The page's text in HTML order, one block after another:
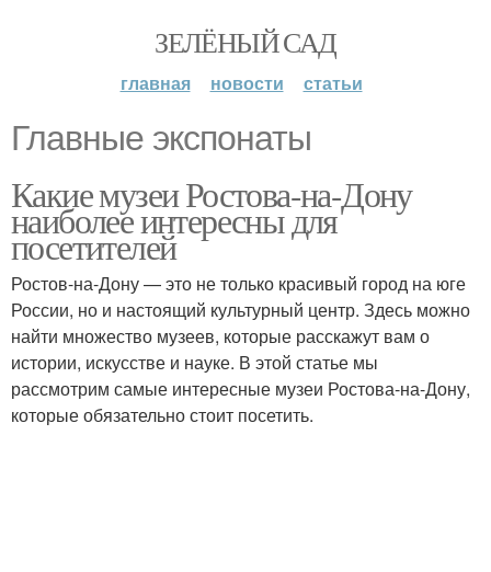
ЗЕЛЁНЫЙ САД
главная новости статьи
Главные экспонаты
Какие музеи Ростова-на-Дону
наиболее интересны для
посетителей
Ростов-на-Дону — это не только красивый город на юге
России, но и настоящий культурный центр. Здесь можно
найти множество музеев, которые расскажут вам о
истории, искусстве и науке. В этой статье мы
рассмотрим самые интересные музеи Ростова-на-Дону,
которые обязательно стоит посетить.